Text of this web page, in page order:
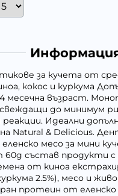
за кучета от
кокос и куркума
месечна възраст.
до минимум
Идеални
Natural & Delicious.
еленско месо за мини
60g състав продукти
от киноа
2.5%), месо и
протеин от еленско